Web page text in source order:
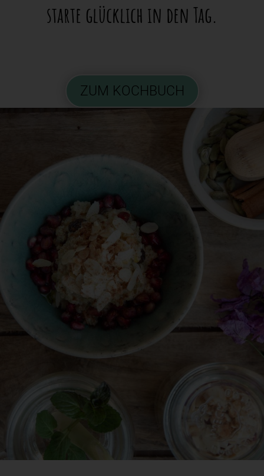
starte glücklich in den Tag.
ZUM KOCHBUCH